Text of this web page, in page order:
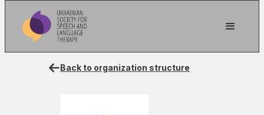
Back to organization structure